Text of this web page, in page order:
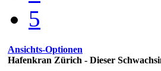
5
Ansichts-Optionen
Hafenkran Zürich - Dieser